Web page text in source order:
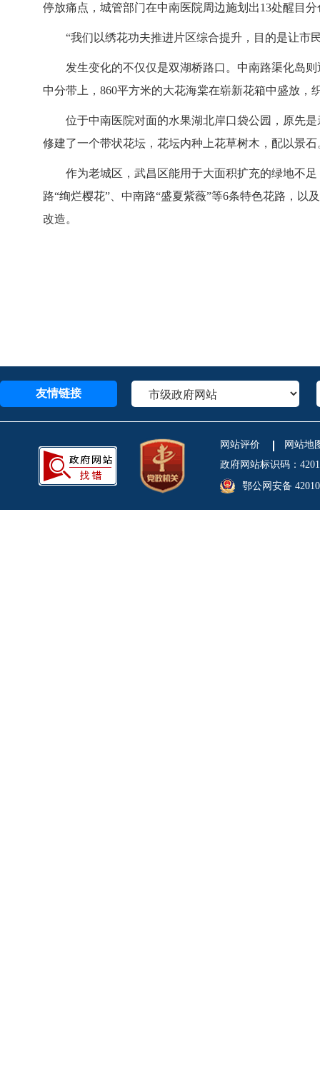
停放痛点，城管部门在中南医院周边施划出13处醒目
“我们以绣花功夫推进片区综合提升，目的是让市
发生变化的不仅仅是双湖桥路口。中南路渠化岛
中分带上，860平方米的大花海棠在崭新花箱中盛放，
位于中南医院对面的水果湖北岸口袋公园，原先
修建了一个带状花坛，花坛内种上花草树木，配以景
作为老城区，武昌区能用于大面积扩充的绿地不
路“绚烂樱花”、中南路“盛夏紫薇”等6条特色花路，
改造。
友情链接
网站评价
网站地
政府网站标识码：
鄂公网安备